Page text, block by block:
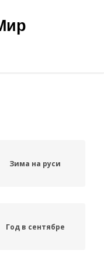
Зима на руси
Год в сентябре